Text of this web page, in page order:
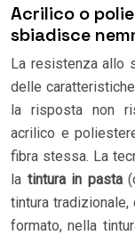
Acrilico o
sbiadisce
La resistenza allo
delle
la risposta non
acrilico e
fibra stessa. La
la tintura in pasta
tintura
formato, nella